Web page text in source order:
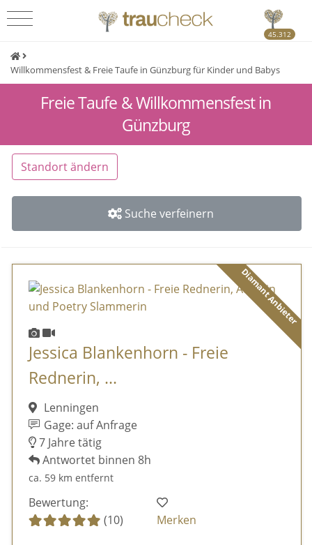
45.312
Willkommensfest & Freie Taufe in Günzburg für Kinder und Babys
Freie Taufe & Willkommensfest in
Günzburg
Standort ändern
Suche verfeinern
Diamant Anbieter
Jessica Blankenhorn - Freie
Rednerin, ...
Lenningen
Gage: auf Anfrage
7 Jahre tätig
Antwortet binnen 8h
ca. 59 km entfernt
Bewertung:
(10)
Merken